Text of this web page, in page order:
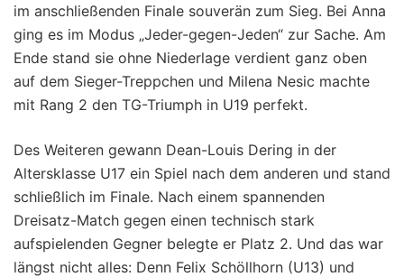
im anschließenden Finale souverän zum Sieg. Bei Anna
ging es im Modus „Jeder-gegen-Jeden“ zur Sache. Am
Ende stand sie ohne Niederlage verdient ganz oben
auf dem Sieger-Treppchen und Milena Nesic machte
mit Rang 2 den TG-Triumph in U19 perfekt.
Des Weiteren gewann Dean-Louis Dering in der
Altersklasse U17 ein Spiel nach dem anderen und stand
schließlich im Finale. Nach einem spannenden
Dreisatz-Match gegen einen technisch stark
aufspielenden Gegner belegte er Platz 2. Und das war
längst nicht alles: Denn Felix Schöllhorn (U13) und